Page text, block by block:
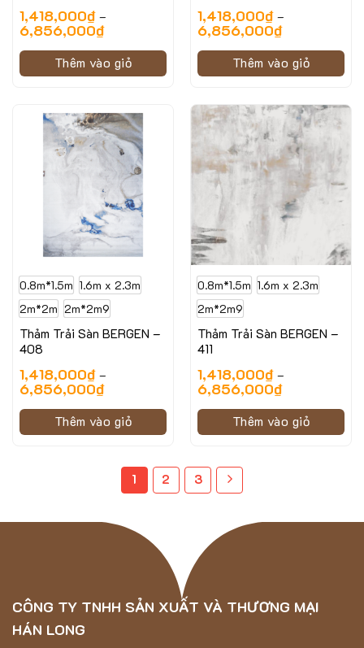
1,418,000₫–
6,856,000₫
Thêm vào giỏ
1,418,000₫–
6,856,000₫
Thêm vào giỏ
0.8m*1.5m 1.6m x 2.3m
2m*2m 2m*2m9
Thảm Trải Sàn BERGEN –
408
1,418,000₫–
6,856,000₫
Thêm vào giỏ
0.8m*1.5m 1.6m x 2.3m
2m*2m9
Thảm Trải Sàn BERGEN –
411
1,418,000₫–
6,856,000₫
Thêm vào giỏ
1 2 3
CÔNG TY TNHH SẢN XUẤT VÀ THƯƠNG MẠI
HÁN LONG